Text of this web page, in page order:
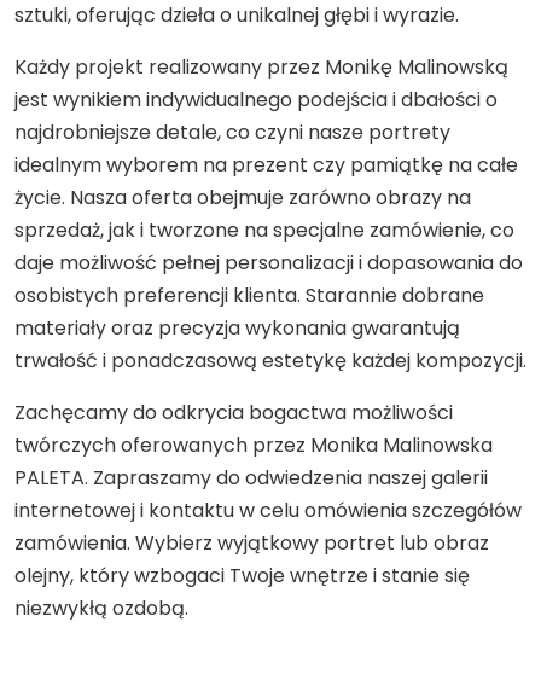
sztuki, oferując dzieła o unikalnej głębi i wyrazie.
Każdy projekt realizowany przez Monikę Malinowską
jest wynikiem indywidualnego podejścia i dbałości o
najdrobniejsze detale, co czyni nasze portrety
idealnym wyborem na prezent czy pamiątkę na całe
życie. Nasza oferta obejmuje zarówno obrazy na
sprzedaż, jak i tworzone na specjalne zamówienie, co
daje możliwość pełnej personalizacji i dopasowania do
osobistych preferencji klienta. Starannie dobrane
materiały oraz precyzja wykonania gwarantują
trwałość i ponadczasową estetykę każdej kompozycji.
Zachęcamy do odkrycia bogactwa możliwości
twórczych oferowanych przez Monika Malinowska
PALETA. Zapraszamy do odwiedzenia naszej galerii
internetowej i kontaktu w celu omówienia szczegółów
zamówienia. Wybierz wyjątkowy portret lub obraz
olejny, który wzbogaci Twoje wnętrze i stanie się
niezwykłą ozdobą.